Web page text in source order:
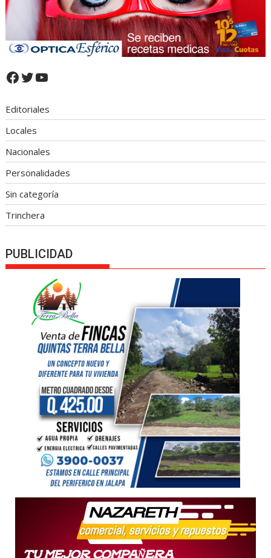
Facebook
Twitter
YouTube
Editoriales
Locales
Nacionales
Personalidades
Sin categoría
Trinchera
PUBLICIDAD